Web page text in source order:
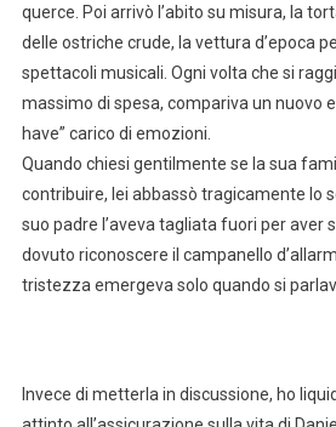
querce. Poi arrivò l’abito su misura, la
delle ostriche crude, la vettura d’epoca
spettacoli musicali. Ogni volta che si
massimo di spesa, compariva un nuovo
have” carico di emozioni.
Quando chiesi gentilmente se la sua
contribuire, lei abbassò tragicamente lo
suo padre l’aveva tagliata fuori per aver
dovuto riconoscere il campanello
tristezza emergeva solo quando si
Invece di metterla in discussione, ho